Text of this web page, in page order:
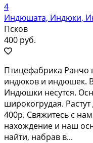
4
Индюшата, Индюки,
Псков
400 руб.
Птицефабрика Ранчо
индюков и индюшек.
Индюшки несутся.
широкогрудая.
400р. Свяжитесь с
нахождение и наш
найти, набрав в...